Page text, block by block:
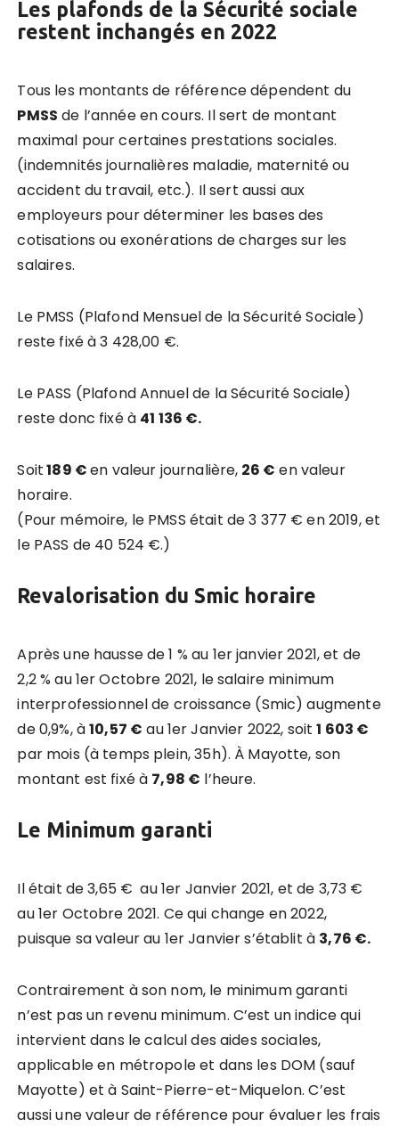
Les plafonds de la Sécurité sociale
restent inchangés en 2022
Tous les montants de référence dépendent du
PMSS de l’année en cours. Il sert de montant
maximal pour certaines prestations sociales.
(indemnités journalières maladie, maternité ou
accident du travail, etc.). Il sert aussi aux
employeurs pour déterminer les bases des
cotisations ou exonérations de charges sur les
salaires.
Le PMSS (Plafond Mensuel de la Sécurité Sociale)
reste fixé à 3 428,00 €.
Le PASS (Plafond Annuel de la Sécurité Sociale)
reste donc fixé à 41 136 €.
Soit189 €en valeur journalière, 26 € en valeur
horaire.
(Pour mémoire, le PMSS était de 3 377 € en 2019, et
le PASS de 40 524 €.)
Revalorisation du Smic horaire
Après une hausse de 1 % au 1er janvier 2021, et de
2,2 % au 1er Octobre 2021, le salaire minimum
interprofessionnel de croissance (Smic) augmente
de 0,9%, à10,57 € au 1er Janvier 2022, soit1 603 €
par mois (à temps plein, 35h). À Mayotte, son
montant est fixé à 7,98 € l’heure.
Le Minimum garanti
Il était de 3,65 € au 1er Janvier 2021, et de 3,73 €
au 1er Octobre 2021. Ce qui change en 2022,
puisque sa valeur au 1er Janvier s’établit à 3,76 €.
Contrairement à son nom, le minimum garanti
n’est pas un revenu minimum. C’est un indice qui
intervient dans le calcul des aides sociales,
applicable en métropole et dans les DOM (sauf
Mayotte) et à Saint-Pierre-et-Miquelon. C’est
aussi une valeur de référence pour évaluer les frais